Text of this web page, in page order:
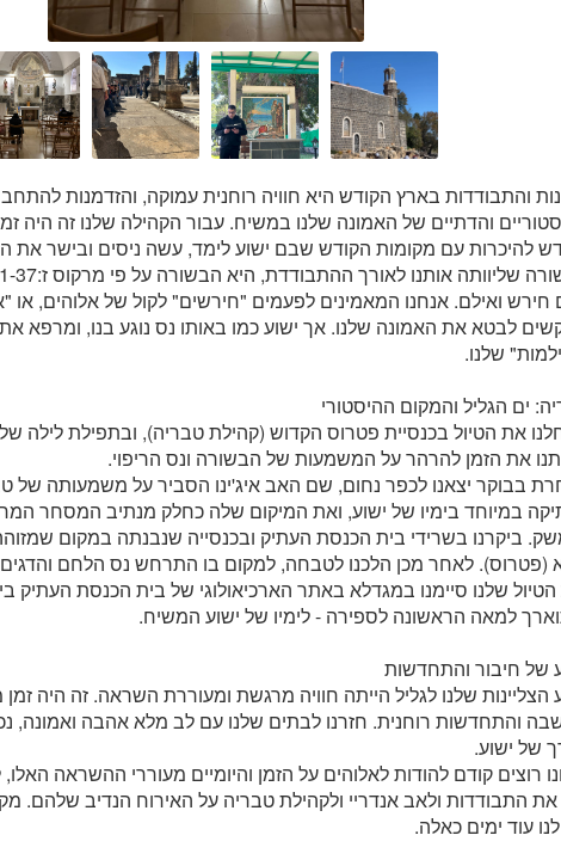
והתבודדות בארץ הקודש היא חוויה רוחנית עמוקה, והזדמנות
והדתיים של האמונה שלנו במשיח. עבור הקהילה שלנו זה היה
להיכרות עם מקומות הקודש שבם ישוע לימד, עשה ניסים ובישר
חירש ואילם. אנחנו המאמינים לפעמים "חירשים" לקול של אלוהים, או
לבטא את האמונה שלנו. אך ישוע כמו באותו נס נוגע בנו, ומרפא
שלנו.
ים הגליל והמקום ההיסטורי
את הטיול בכנסיית פטרוס הקדוש (קהילת טבריה), ובתפילת לילה
את הזמן להרהר על המשמעות של הבשורה ונס הריפוי.
בבוקר יצאנו לכפר נחום, שם האב איג'ינו הסביר על משמעותה של
במיוחד בימיו של ישוע, ואת המיקום שלה כחלק מנתיב המסחר
ביקרנו בשרידי בית הכנסת העתיק ובכנסייה שנבנתה במקום
(פטרוס). לאחר מכן הלכנו לטבחה, למקום בו התרחש נס הלחם
הטיול שלנו סיימנו במגדלא באתר הארכיאולוגי של בית הכנסת העתיק
למאה הראשונה לספירה - לימיו של ישוע המשיח.
של חיבור והתחדשות
הצליינות שלנו לגליל הייתה חוויה מרגשת ומעוררת השראה. זה היה
והתחדשות רוחנית. חזרנו לבתים שלנו עם לב מלא אהבה ואמונה,
של ישוע.
רוצים קודם להודות לאלוהים על הזמן והיומיים מעוררי ההשראה האלו,
את התבודדות ולאב אנדריי ולקהילת טבריה על האירוח הנדיב שלהם.
לנו עוד ימים כאלה.